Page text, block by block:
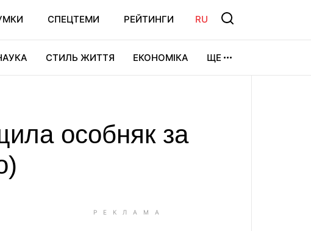
СПЕЦТЕМИ РЕЙТИНГИ RU
СТИЛЬ ЖИТТЯ ЕКОНОМІКА ЩЕ
особняк за